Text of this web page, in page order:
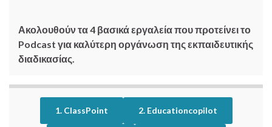
Ακολουθούν τα 4 βασικά εργαλεία που προτείνει το
Podcast για καλύτερη οργάνωση της εκπαιδευτικής
διαδικασίας.
1. ClassPoint 2. Educationcopilot